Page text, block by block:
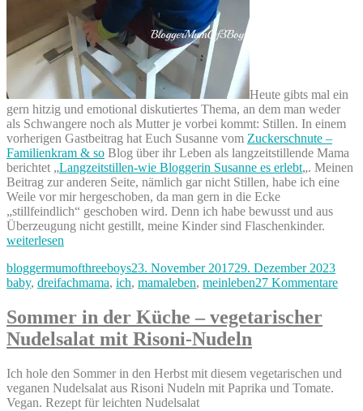
Heute gibts mal ein
gern hitzig und emotional diskutiertes Thema, an dem man weder
als Schwangere noch als Mutter je vorbei kommt: Stillen. In einem
vorherigen Gastbeitrag hat Euch Susanne vom Zuckerschnute –
Familienkram & so Blog über ihr Leben als langzeitstillende Mama
berichtet „Langzeitstillen-wie Bloggerin Susanne es erlebt„. Meinen
Beitrag zur anderen Seite, nämlich gar nicht Stillen, habe ich eine
Weile vor mir hergeschoben, da man gern in die Ecke
„stillfeindlich“ geschoben wird. Denn ich habe bewusst und aus
Überzeugung nicht gestillt, meine Kinder sind Flaschenkinder.
stille
nicht“
weiterlesen
Autor
bloggermumofthreeboysVeröffentlicht
am
23. November 201729. Dezember 2023
baby, dreifachmama, ich, mamaleben, meinleben27 Kommentarezu
Sommer in der Küche – vegetarischer
Nudelsalat mit Risoni-Nudeln
Ich hole den Sommer in den Herbst mit diesem vegetarischen und
veganen Nudelsalat aus Risoni Nudeln mit Paprika und Tomate.
Vegan. Rezept für leichten Nudelsalat